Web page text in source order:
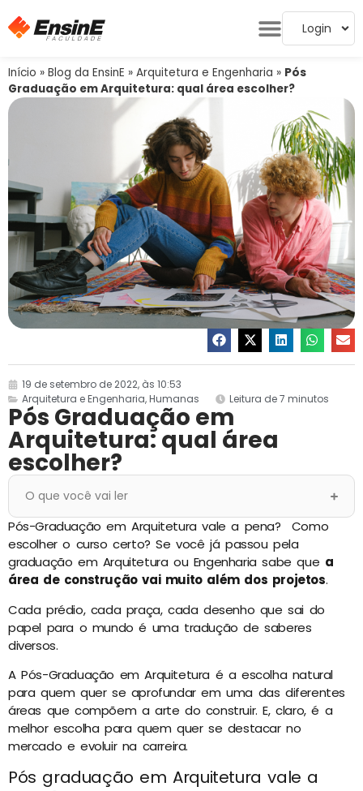
Login
Início » Blog da EnsinE » Arquitetura e Engenharia » Pós
Graduação em Arquitetura: qual área escolher?
19 de setembro de 2022, às 10:53
Arquitetura e Engenharia,Humanas Leitura de 7 minutos
Pós Graduação em
Arquitetura: qual área
escolher?
O que você vai ler
Pós-Graduação em Arquitetura vale a pena? Como
escolher o curso certo? Se você já passou pela
graduação em Arquitetura ou Engenharia sabe que a
área de construção vai muito além dos projetos.
Cada prédio, cada praça, cada desenho que sai do
papel para o mundo é uma tradução de saberes
diversos.
A Pós-Graduação em Arquitetura é a escolha natural
para quem quer se aprofundar em uma das diferentes
áreas que compõem a arte do construir. E, claro, é a
melhor escolha para quem quer se destacar no
mercado e evoluir na carreira.
Pós graduação em Arquitetura vale a